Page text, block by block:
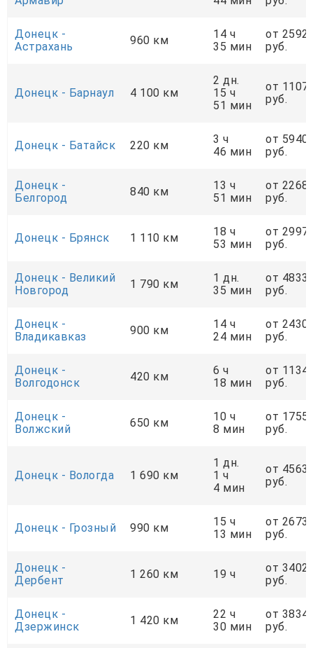
Донецк -
Астрахань
960 км
14 ч
35 мин
от
руб.
Донецк - Барнаул 4 100 км
2 дн.
15 ч
51 мин
от
руб.
Донецк - Батайск 220 км
3 ч
46 мин
от 5940
руб.
Донецк -
Белгород
840 км
13 ч
51 мин
от
руб.
Донецк - Брянск 1 110 км
18 ч
53 мин
от
руб.
Донецк - Великий
Новгород
1 790 км
1 дн.
35 мин
от
руб.
Донецк -
Владикавказ
900 км
14 ч
24 мин
от
руб.
Донецк -
Волгодонск
420 км
6 ч
18 мин
от
руб.
Донецк -
Волжский
650 км
10 ч
8 мин
от
руб.
Донецк - Вологда 1 690 км
1 дн.
1 ч
4 мин
от
руб.
Донецк - Грозный 990 км
15 ч
13 мин
от
руб.
Донецк -
Дербент
1 260 км 19 ч
от
руб.
Донецк -
Дзержинск
1 420 км
22 ч
30 мин
от
руб.